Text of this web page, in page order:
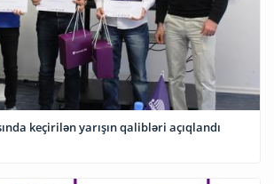
keçirilən yarışın qalibləri açıqlandı